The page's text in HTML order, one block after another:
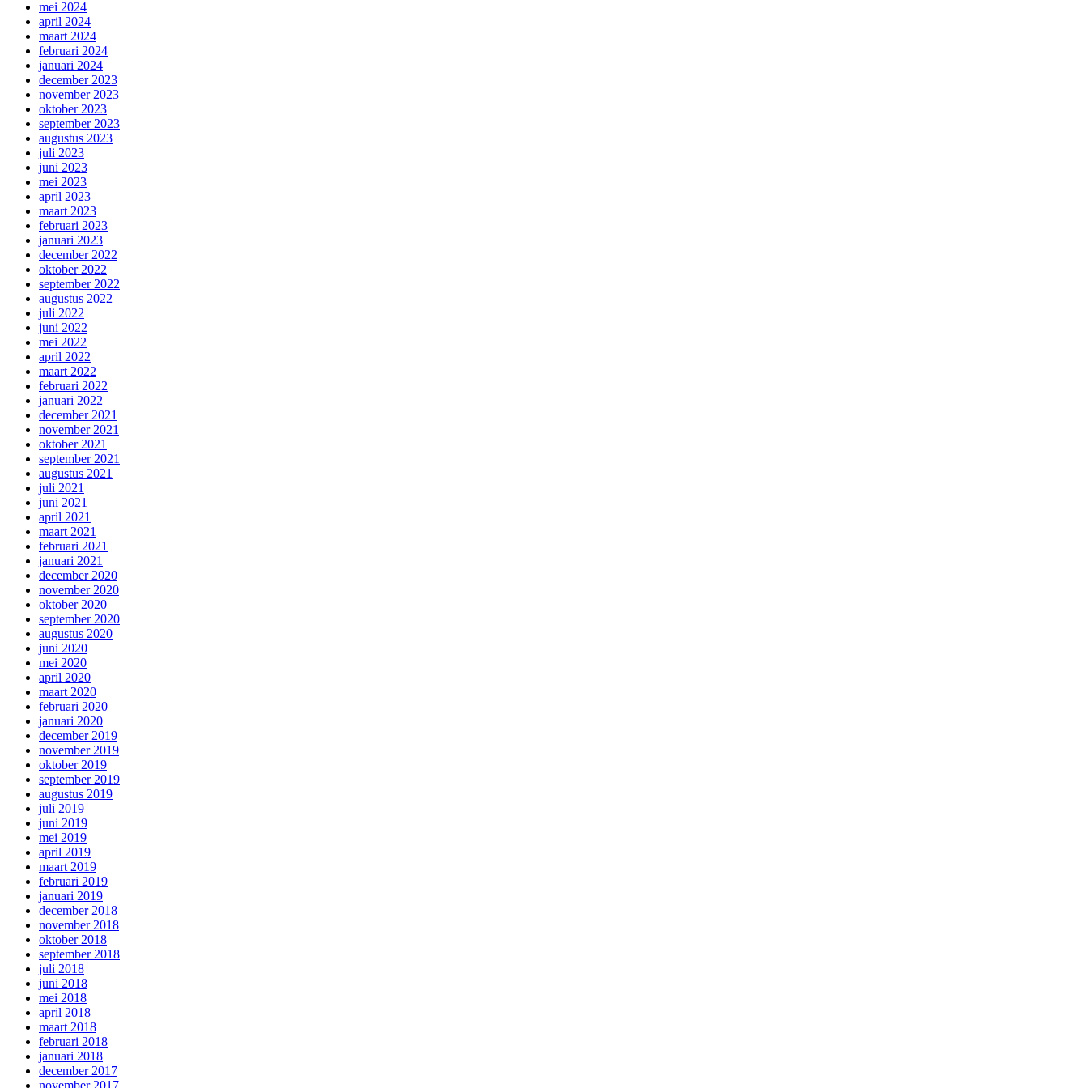
mei 2024
april 2024
maart 2024
februari 2024
januari 2024
december 2023
november 2023
oktober 2023
september 2023
augustus 2023
juli 2023
juni 2023
mei 2023
april 2023
maart 2023
februari 2023
januari 2023
december 2022
oktober 2022
september 2022
augustus 2022
juli 2022
juni 2022
mei 2022
april 2022
maart 2022
februari 2022
januari 2022
december 2021
november 2021
oktober 2021
september 2021
augustus 2021
juli 2021
juni 2021
april 2021
maart 2021
februari 2021
januari 2021
december 2020
november 2020
oktober 2020
september 2020
augustus 2020
juni 2020
mei 2020
april 2020
maart 2020
februari 2020
januari 2020
december 2019
november 2019
oktober 2019
september 2019
augustus 2019
juli 2019
juni 2019
mei 2019
april 2019
maart 2019
februari 2019
januari 2019
december 2018
november 2018
oktober 2018
september 2018
juli 2018
juni 2018
mei 2018
april 2018
maart 2018
februari 2018
januari 2018
december 2017
november 2017